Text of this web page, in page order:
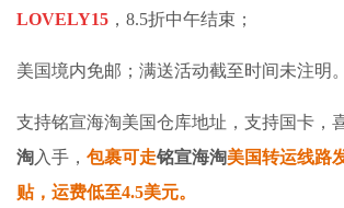
LOVELY15 ，8.5折中午结束；
美国境内免邮；满送活动截至时间未注明。
支持铭宣海淘美国仓库地址，支持国卡，
淘入手， 包裹可走铭宣海淘美国转运线路
贴，运费低至4.5美元。